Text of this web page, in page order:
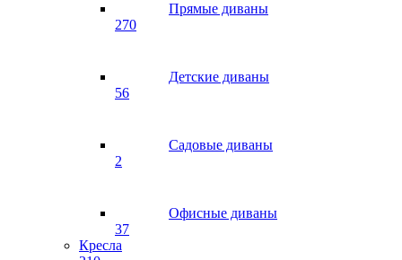
Прямые диваны
270
Детские диваны
56
Садовые диваны
2
Офисные диваны
37
Кресла